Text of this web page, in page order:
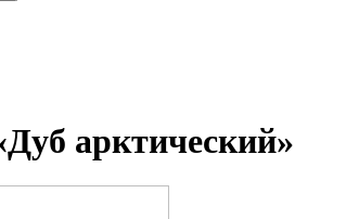
арктический»